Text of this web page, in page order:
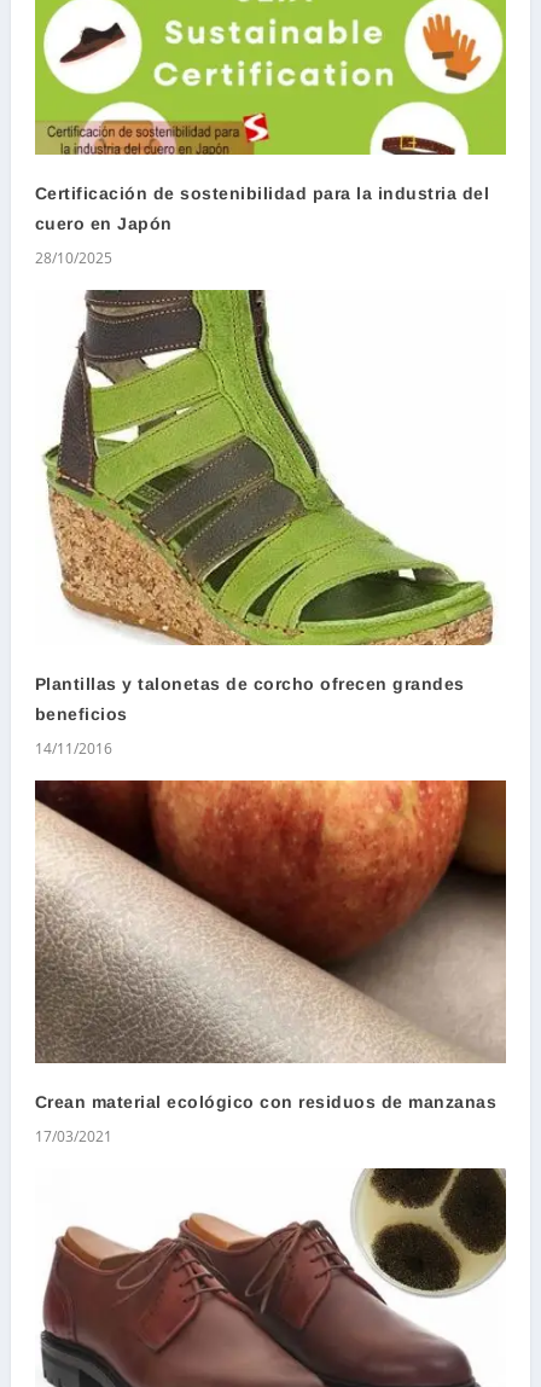
Certificación de sostenibilidad para la industria del
cuero en Japón
28/10/2025
Plantillas y talonetas de corcho ofrecen grandes
beneficios
14/11/2016
Crean material ecológico con residuos de manzanas
17/03/2021